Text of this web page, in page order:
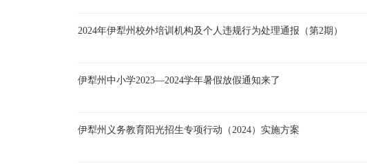
2024年伊犁州校外培训机构及个人违规行为处理通报（第2期）
伊犁州中小学2023—2024学年暑假放假通知来了
伊犁州义务教育阳光招生专项行动（2024）实施方案